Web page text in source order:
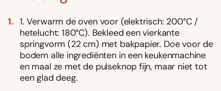
1. Verwarm de oven voor (elektrisch: 200°C /
hetelucht: 180°C). Bekleed een vierkante
springvorm (22 cm) met bakpapier. Doe voor de
bodem alle ingrediënten in een keukenmachine
en maal ze met de pulseknop fijn, maar niet tot
een glad deeg.